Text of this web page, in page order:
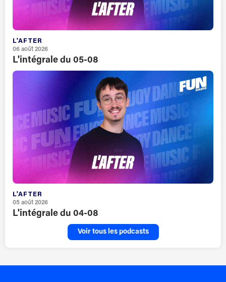
L'AFTER
06 août 2026
L'intégrale du 05-08
L'AFTER
05 août 2026
L'intégrale du 04-08
Voir tous les podcasts